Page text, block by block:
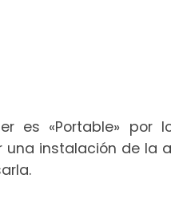
es «Portable» por
una instalación de la